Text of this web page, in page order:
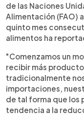
de las Naciones
Alimentación (FAO)
quinto mes
alimentos ha
"Comenzamos un
recibir más
tradicionalmente
importaciones,
de tal forma que los
tendencia a la